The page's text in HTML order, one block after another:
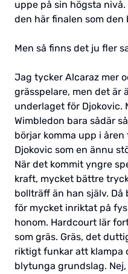
uppe på sin högsta
den här finalen som den
Men så finns det ju fler
Jag tycker Alcaraz mer
grässpelare, men det är
underlaget för Djokovic.
Wimbledon bara sådär
börjar komma upp i
Djokovic som en ännu
När det kommit yngre
kraft, mycket bättre
bollträff än han själv.
för mycket inriktat på
honom. Hardcourt lär
som gräs. Gräs, det
riktigt funkar att klampa
blytunga grundslag.